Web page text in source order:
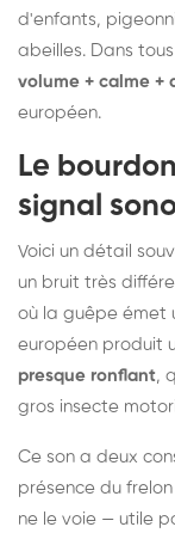
d'enfants,
abeilles. Dans
volume + calme +
européen.
Le
signal
Voici un détail
un bruit très
où la guêpe émet
européen produit
presque ronflant,
gros insecte
Ce son a deux
présence du
ne le voie — utile